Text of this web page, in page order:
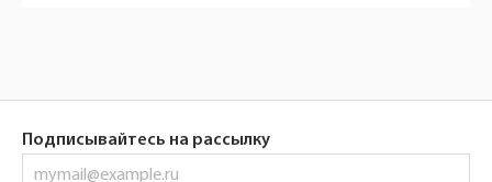
Подписывайтесь на рассылку